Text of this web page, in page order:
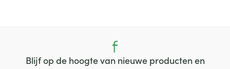
Blijf op de hoogte van nieuwe producten en